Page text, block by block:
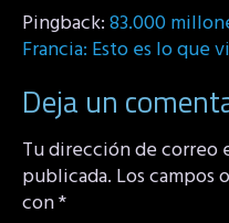
Pingback:83.000
Francia: Esto es lo que
Deja un
Tu dirección de correo
publicada. Los campos
con*